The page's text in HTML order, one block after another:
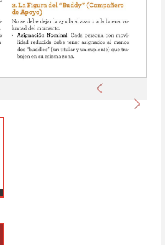
Anterior